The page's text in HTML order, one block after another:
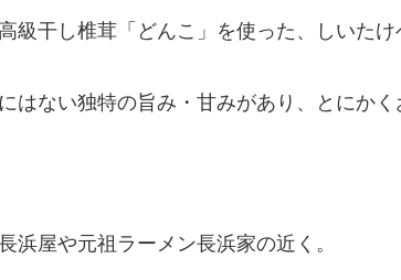
級干し椎茸「どんこ」を使った、しいたけ
はない独特の旨み・甘みがあり、とにかく
浜屋や元祖ラーメン長浜家の近く。